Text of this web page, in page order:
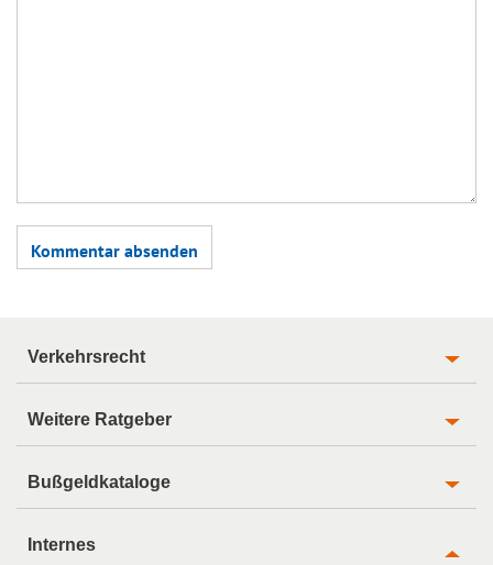
Verkehrsrecht
Weitere Ratgeber
Bußgeldkataloge
Internes